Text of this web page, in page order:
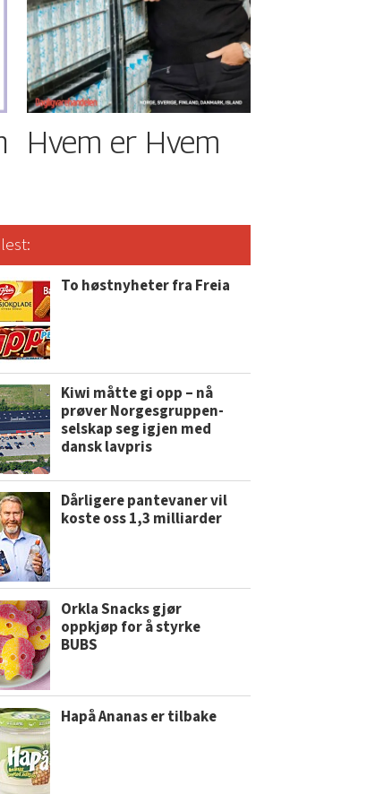
Hvem er Hvem
To høstnyheter fra Freia
Kiwi måtte gi opp – nå
prøver Norgesgruppen-
selskap seg igjen med
dansk lavpris
Dårligere pantevaner vil
koste oss 1,3 milliarder
Orkla Snacks gjør
oppkjøp for å styrke
BUBS
Hapå Ananas er tilbake